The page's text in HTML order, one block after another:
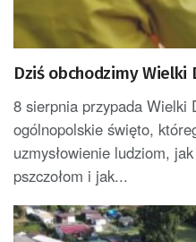
Dziś obchodzimy Wielki
8 sierpnia przypada Wielki
ogólnopolskie święto,
uzmysłowienie ludziom,
pszczołom i jak...